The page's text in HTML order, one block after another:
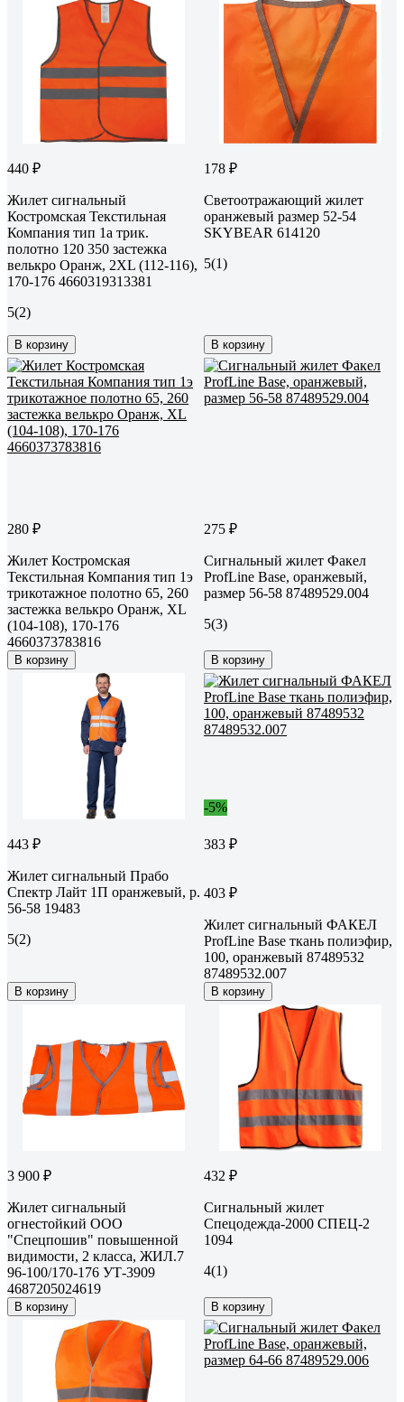
440 ₽
Жилет сигнальный
Костромская Текстильная
Компания тип 1а трик.
полотно 120 350 застежка
велькро Оранж, 2XL (112-116),
170-176 4660319313381
5(2)
В корзину
178 ₽
Светоотражающий жилет
оранжевый размер 52-54
SKYBEAR 614120
5(1)
В корзину
280 ₽
Жилет Костромская
Текстильная Компания тип 1э
трикотажное полотно 65, 260
застежка велькро Оранж, XL
(104-108), 170-176
4660373783816
В корзину
275 ₽
Сигнальный жилет Факел
ProfLine Base, оранжевый,
размер 56-58 87489529.004
5(3)
В корзину
443 ₽
Жилет сигнальный Прабо
Спектр Лайт 1П оранжевый, р.
56-58 19483
5(2)
В корзину
-5%
383 ₽
403 ₽
Жилет сигнальный ФАКЕЛ
ProfLine Base ткань полиэфир,
100, оранжевый 87489532
87489532.007
В корзину
3 900 ₽
Жилет сигнальный
огнестойкий OOO
"Спецпошив" повышенной
видимости, 2 класса, ЖИЛ.7
96-100/170-176 УТ-3909
4687205024619
В корзину
432 ₽
Сигнальный жилет
Спецодежда-2000 СПЕЦ-2
1094
4(1)
В корзину